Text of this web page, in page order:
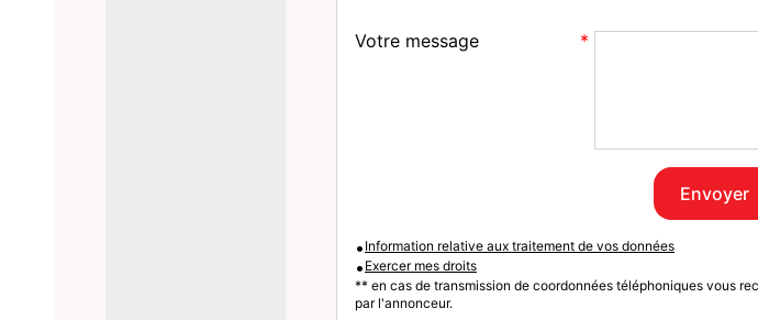
Votre message
Envoyer
• Information relative aux traitement de vos données
• Exercer mes droits
** en cas de transmission de coordonnées téléphoniques vous
par l'annonceur.